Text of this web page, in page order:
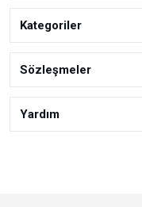
Kategoriler
Sözleşmeler
Yardım